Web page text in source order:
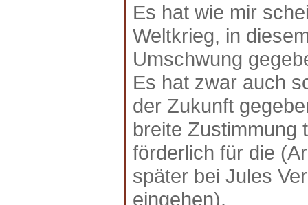
Es hat wie mir
Weltkrieg, in
Umschwung
Es hat zwar auch
der Zukunft
breite Zustimmung
förderlich für die
später bei Jules
eingehen).